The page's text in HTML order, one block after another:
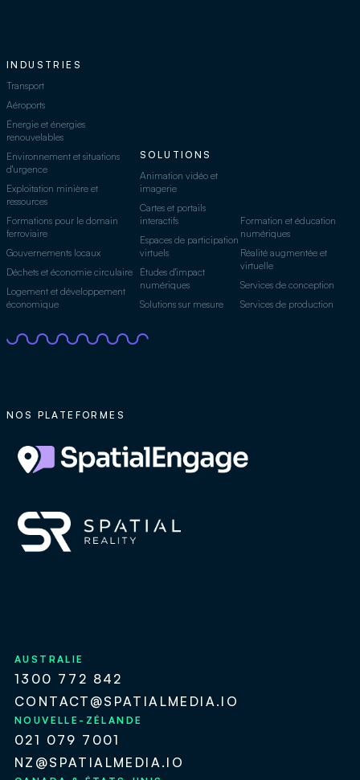
INDUSTRIES
Transport
Aéroports
Énergie et énergies
renouvelables
Environnement et situations
d'urgence
Exploitation minière et
ressources
Formations pour le domain
ferroviaire
Gouvernements locaux
Déchets et économie circulaire
Logement et développement
économique
SOLUTIONS
Animation vidéo et
imagerie
Cartes et portails
interactifs
Espaces de participation
virtuels
Études d'impact
numériques
Solutions sur mesure
Formation et éducation
numériques
Réalité augmentée et
virtuelle
Services de conception
Services de production
NOS PLATEFORMES
AUSTRALIE
1300 772 842
CONTACT@SPATIALMEDIA.IO
NOUVELLE-ZÉLANDE
021 079 7001
NZ@SPATIALMEDIA.IO